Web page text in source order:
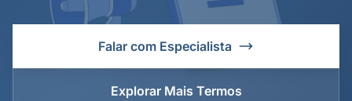
Falar com Especialista
Explorar Mais Termos